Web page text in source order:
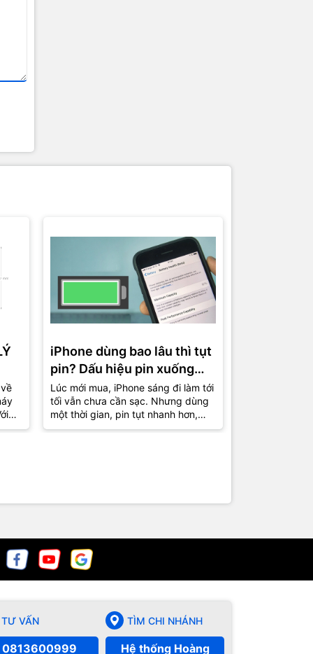
iPhone dùng bao lâu thì tụt
pin? Dấu hiệu pin xuống
cấp và lúc nên thay mới
Lúc mới mua, iPhone sáng đi làm tới
tối vẫn chưa cần sạc. Nhưng dùng
một thời gian, pin tụt nhanh hơn,
phần trăm nhảy liên tục, có hôm
TƯ VẤN
0813600999
TÌM CHI NHÁNH
Hệ thống Hoàng